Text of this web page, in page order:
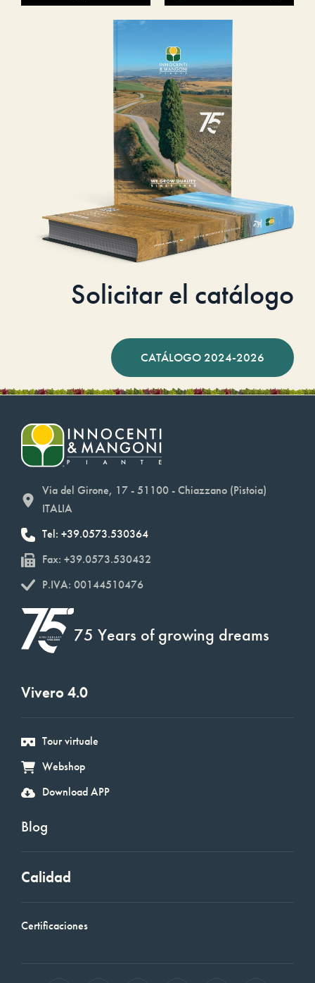
Solicitar el catálogo
CATÁLOGO 2024-2026
Via del Girone, 17 - 51100 - Chiazzano (Pistoia)
ITALIA
Tel: +39.0573.530364
Fax: +39.0573.530432
P.IVA: 00144510476
75 Years of growing dreams
Vivero 4.0
Tour virtuale
Webshop
Download APP
Blog
Calidad
Certificaciones